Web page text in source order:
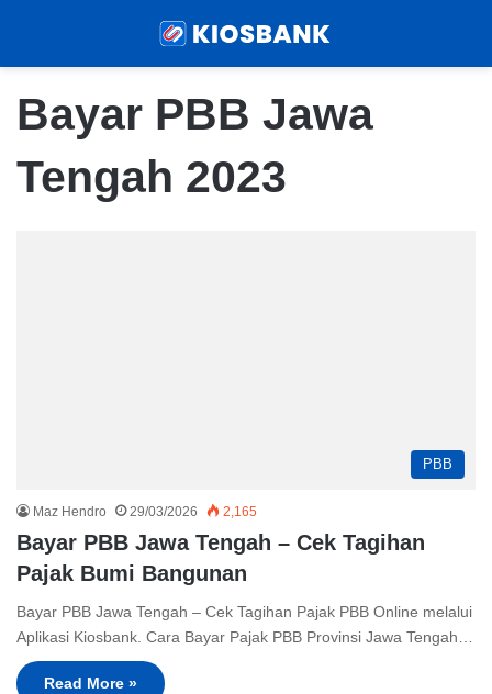
Bayar PBB Jawa
Tengah 2023
PBB
Maz Hendro 29/03/2026 2,165
Bayar PBB Jawa Tengah – Cek Tagihan
Pajak Bumi Bangunan
Bayar PBB Jawa Tengah – Cek Tagihan Pajak PBB Online melalui
Aplikasi Kiosbank. Cara Bayar Pajak PBB Provinsi Jawa Tengah…
Read More »